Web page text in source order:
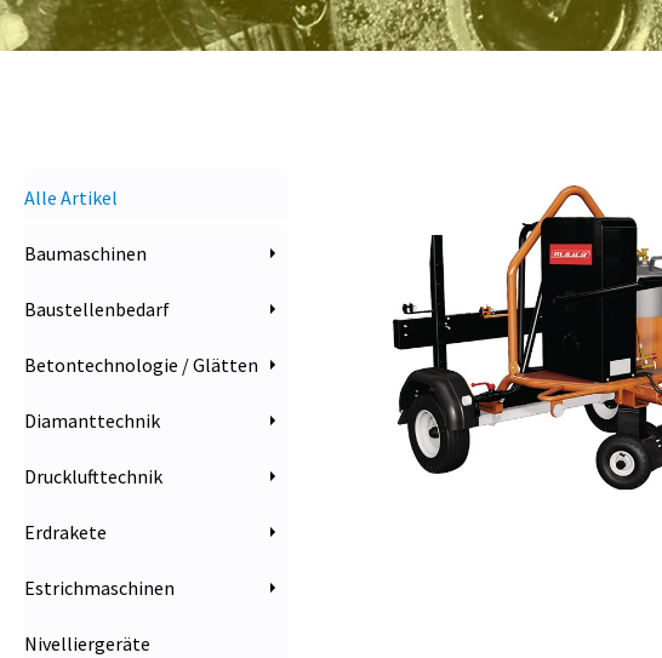
Alle Artikel
Baumaschinen
Baustellenbedarf
Betontechnologie / Glätten
Diamanttechnik
Drucklufttechnik
Erdrakete
Estrichmaschinen
Nivelliergeräte